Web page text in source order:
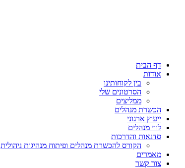
דף הבית
אודות
בין לקוחותינו
הסרטונים שלי
ממליצים
הכשרת מנהלים
ייעוץ ארגוני
לווי מנהלים
סדנאות והדרכות
הקורס להכשרת מנהלים ופיתוח מנהיגות ניהולית
מאמרים
צור קשר